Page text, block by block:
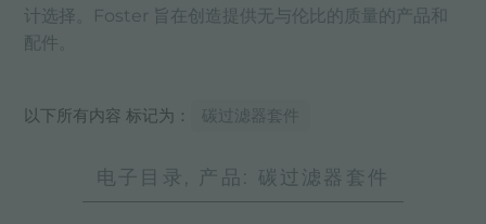
计选择。Foster 旨在创造提供无与伦比的质量的产品和
配件。
以下所有内容 标记为： 碳过滤器套件
电子目录, 产品: 碳过滤器套件